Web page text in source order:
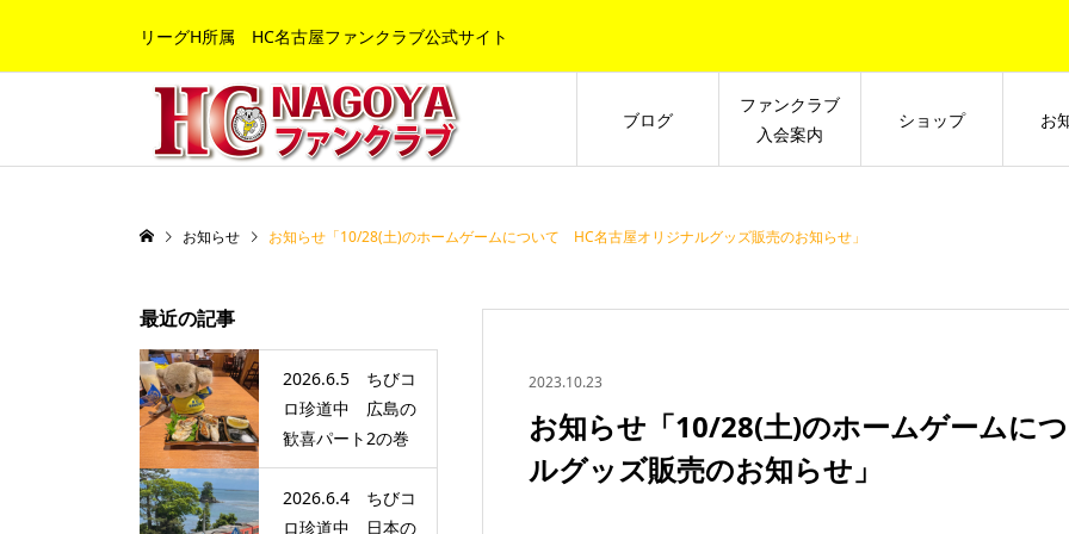
リーグH所属 HC名古屋ファンクラブ公式サイト
ブログ
ファンクラブ
入会案内
ショップ お
お知らせ お知らせ「10/28(土)のホームゲームについて HC名古屋オリジナルグッズ販売のお知らせ」
2023.10.23
お知らせ「10/28(土)のホームゲームに
ルグッズ販売のお知らせ」
最近の記事
2026.6.5 ちびコ
ロ珍道中 広島の
歓喜パート2の巻
2026.6.4 ちびコ
ロ珍道中 日本の